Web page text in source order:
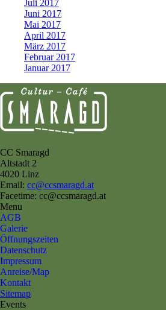
Juli 2017
Juni 2017
Mai 2017
April 2017
März 2017
Februar 2017
Januar 2017
CC Smaragd
Altstadt 2
4020 Linz
Email: cc@ccsmaragd.at
Facetime: cc@ccsmaragd.at
Menu
AGB
Galerie
Öffnungszeiten
Datenschutz
Impressum
Anreise/Map
Kontakt
Sitemap
Events